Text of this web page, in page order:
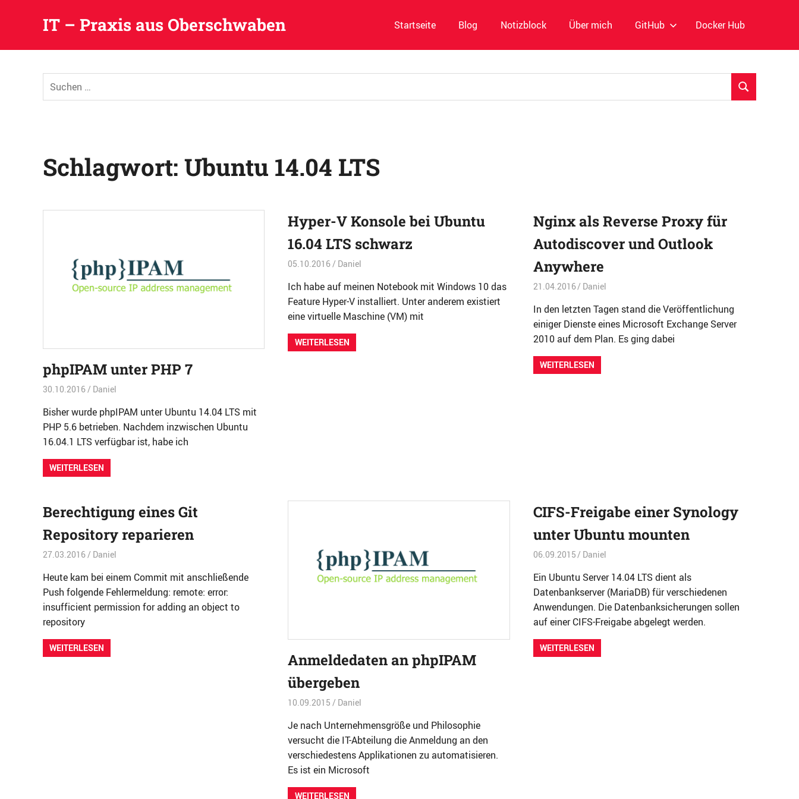
IT – Praxis aus Oberschwaben Startseite Blog Notizblock Über mich GitHub Docker Hub
Suchen
nach:
SUCHEN
Schlagwort: Ubuntu 14.04 LTS
phpIPAM unter PHP 7
30.10.2016 Daniel
Bisher wurde phpIPAM unter Ubuntu 14.04 LTS mit
PHP 5.6 betrieben. Nachdem inzwischen Ubuntu
16.04.1 LTS verfügbar ist, habe ich
WEITERLESEN
Hyper-V Konsole bei Ubuntu
16.04 LTS schwarz
05.10.2016 Daniel
Ich habe auf meinen Notebook mit Windows 10 das
Feature Hyper-V installiert. Unter anderem existiert
eine virtuelle Maschine (VM) mit
WEITERLESEN
Nginx als Reverse Proxy für
Autodiscover und Outlook
Anywhere
21.04.2016 Daniel
In den letzten Tagen stand die Veröffentlichung
einiger Dienste eines Microsoft Exchange Server
2010 auf dem Plan. Es ging dabei
WEITERLESEN
Berechtigung eines Git
Repository reparieren
27.03.2016 Daniel
Heute kam bei einem Commit mit anschließende
Push folgende Fehlermeldung: remote: error:
insufficient permission for adding an object to
repository
WEITERLESEN
Anmeldedaten an phpIPAM
übergeben
10.09.2015 Daniel
Je nach Unternehmensgröße und Philosophie
versucht die IT-Abteilung die Anmeldung an den
verschiedestens Applikationen zu automatisieren.
Es ist ein Microsoft
WEITERLESEN
CIFS-Freigabe einer Synology
unter Ubuntu mounten
06.09.2015 Daniel
Ein Ubuntu Server 14.04 LTS dient als
Datenbankserver (MariaDB) für verschiedenen
Anwendungen. Die Datenbanksicherungen sollen
auf einer CIFS-Freigabe abgelegt werden.
WEITERLESEN